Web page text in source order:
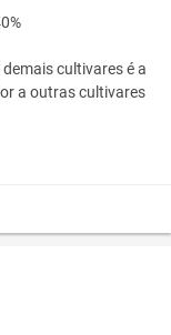
cultivares é a
a outras cultivares
apresenta
deixá-la crescer
corte